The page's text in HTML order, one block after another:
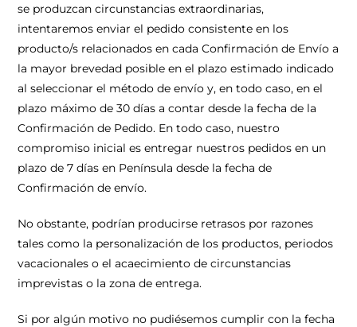
se produzcan circunstancias extraordinarias,
intentaremos enviar el pedido consistente en los
producto/s relacionados en cada Confirmación de Envío a
la mayor brevedad posible en el plazo estimado indicado
al seleccionar el método de envío y, en todo caso, en el
plazo máximo de 30 días a contar desde la fecha de la
Confirmación de Pedido. En todo caso, nuestro
compromiso inicial es entregar nuestros pedidos en un
plazo de 7 días en Península desde la fecha de
Confirmación de envío.
No obstante, podrían producirse retrasos por razones
tales como la personalización de los productos, periodos
vacacionales o el acaecimiento de circunstancias
imprevistas o la zona de entrega.
Si por algún motivo no pudiésemos cumplir con la fecha